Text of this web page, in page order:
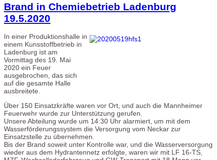
Brand in Chemiebetrieb Ladenburg
19.5.2020
In einer Produktionshalle in
einem Kunsstoffbetrieb in
Ladenburg ist am
Vormittag des 19. Mai
2020 ein Feuer
ausgebrochen, das sich
auf die gesamte Halle
ausbreitete.
Über 150 Einsatzkräfte waren vor Ort, und auch die Mannheimer
Feuerwehr wurde zur Unterstützung gerufen.
Unsere Abteilung wurde um 14:30 Uhr alarmiert, um mit dem
Wasserförderungssystem die Versorgung vom Neckar zur
Einsatzstelle zu übernehmen.
Bis der Brand soweit unter Kontrolle war, und die Wasserversorgung
wieder aus dem Hydrantennetz erfolgte, waren wir mit LF 16-TS,